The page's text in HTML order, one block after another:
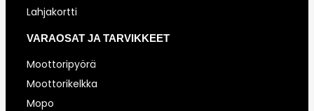
Lahjakortti
VARAOSAT JA TARVIKKEET
Moottoripyörä
Moottorikelkka
Mopo